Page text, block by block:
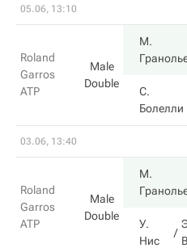
05.06, 13:10
Roland
Garros
ATP
Male
Double
М.
С.
Болелли
03.06, 13:40
Roland
Garros
ATP
Male
Double
М.
У.
Нис